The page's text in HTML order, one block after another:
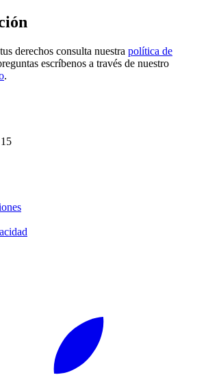
derechos consulta nuestra política de
escríbenos a través de nuestro
.